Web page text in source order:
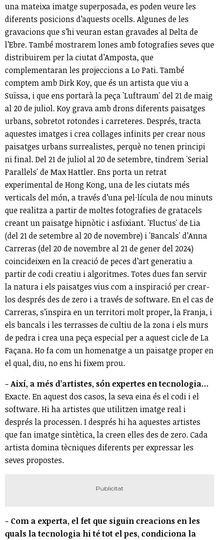
una mateixa imatge superposada, es poden veure les
diferents posicions d’aquests ocells. Algunes de les
gravacions que s’hi veuran estan gravades al Delta de
l’Ebre. També mostrarem lones amb fotografies seves que
distribuirem per la ciutat d’Amposta, que
complementaran les projeccions a Lo Pati. També
comptem amb Dirk Koy, que és un artista que viu a
Suïssa, i que ens portarà la peça 'Luftraum' del 21 de maig
al 20 de juliol. Koy grava amb drons diferents paisatges
urbans, sobretot rotondes i carreteres. Després, tracta
aquestes imatges i crea collages infinits per crear nous
paisatges urbans surrealistes, perquè no tenen principi
ni final. Del 21 de juliol al 20 de setembre, tindrem 'Serial
Parallels' de Max Hattler. Ens porta un retrat
experimental de Hong Kong, una de les ciutats més
verticals del món, a través d’una pel·lícula de nou minuts
que realitza a partir de moltes fotografies de gratacels
creant un paisatge hipnòtic i asfixiant. 'Fluctus' de Lia
(del 21 de setembre al 20 de novembre) i 'Bancals' d’Anna
Carreras (del 20 de novembre al 21 de gener del 2024)
coincideixen en la creació de peces d’art generatiu a
partir de codi creatiu i algoritmes. Totes dues fan servir
la natura i els paisatges vius com a inspiració per crear-
los després des de zero i a través de software. En el cas de
Carreras, s’inspira en un territori molt proper, la Franja, i
els bancals i les terrasses de cultiu de la zona i els murs
de pedra i crea una peça especial per a aquest cicle de La
Façana. Ho fa com un homenatge a un paisatge proper en
el qual, diu, no ens hi fixem prou.
- Així, a més d’artistes, són expertes en tecnologia...
Exacte. En aquest dos casos, la seva eina és el codi i el
software. Hi ha artistes que utilitzen imatge real i
després la processen. I després hi ha aquestes artistes
que fan imatge sintètica, la creen elles des de zero. Cada
artista domina tècniques diferents per expressar les
seves propostes.
- Com a experta, el fet que siguin creacions en les
quals la tecnologia hi té tot el pes, condiciona la